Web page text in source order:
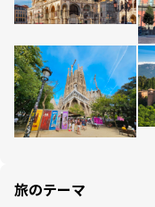
旅のテーマ